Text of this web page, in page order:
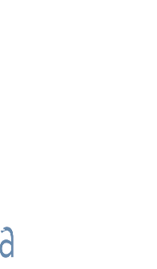
- Bridge Media